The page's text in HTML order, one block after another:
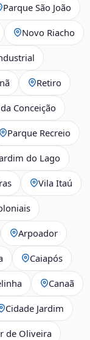
Parque São João
Novo Riacho
Retiro
Conceição
Parque Recreio
do Lago
Vila Itaú
Arpoador
Caiapós
Canaã
Cidade Jardim
de Oliveira